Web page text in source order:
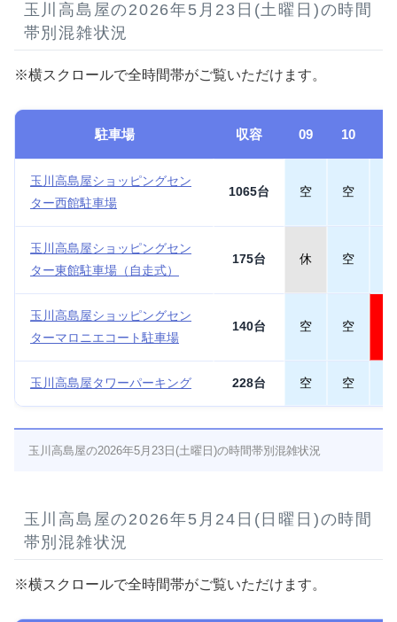
玉川高島屋の2026年5月23日(土曜日)の時間
帯別混雑状況
※横スクロールで全時間帯がご覧いただけます。
駐車場 収容 09 10
玉川高島屋ショッピングセン
ター西館駐車場
1065台 空 空
玉川高島屋ショッピングセン
ター東館駐車場（自走式）
175台 休 空
玉川高島屋ショッピングセン
ターマロニエコート駐車場
140台 空 空
玉川高島屋タワーパーキング 228台 空 空
玉川高島屋の2026年5月23日(土曜日)の時間帯別混雑状況
玉川高島屋の2026年5月24日(日曜日)の時間
帯別混雑状況
※横スクロールで全時間帯がご覧いただけます。